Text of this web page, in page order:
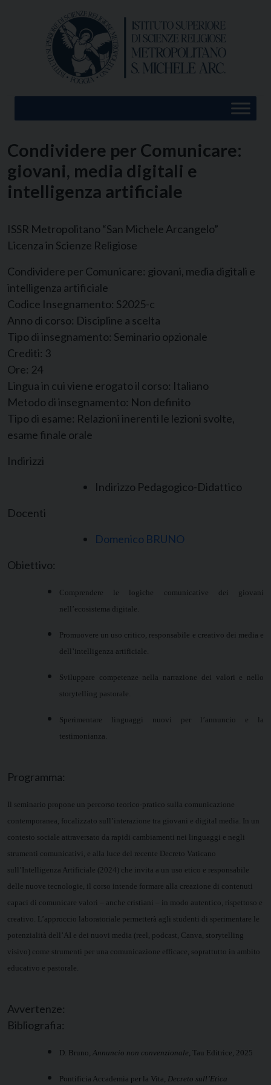
Condividere per Comunicare:
giovani, media digitali e
intelligenza artificiale
ISSR Metropolitano “San Michele Arcangelo”
Licenza in Scienze Religiose
Condividere per Comunicare: giovani, media digitali e
intelligenza artificiale
Codice Insegnamento: S2025-c
Anno di corso: Discipline a scelta
Tipo di insegnamento: Seminario opzionale
Crediti: 3
Ore: 24
Lingua in cui viene erogato il corso: Italiano
Metodo di insegnamento: Non definito
Tipo di esame: Relazioni inerenti le lezioni svolte,
esame finale orale
Indirizzi
Indirizzo Pedagogico-Didattico
Docenti
Domenico BRUNO
Obiettivo:
Comprendere le logiche comunicative dei giovani
nell’ecosistema digitale.
Promuovere un uso critico, responsabile e creativo dei media e
dell’intelligenza artificiale.
Sviluppare competenze nella narrazione dei valori e nello
storytelling pastorale.
Sperimentare linguaggi nuovi per l’annuncio e la
testimonianza.
Programma:
Il seminario propone un percorso teorico-pratico sulla comunicazione
contemporanea, focalizzato sull’interazione tra giovani e digital media. In un
contesto sociale attraversato da rapidi cambiamenti nei linguaggi e negli
strumenti comunicativi, e alla luce del recente Decreto Vaticano
sull’Intelligenza Artificiale (2024) che invita a un uso etico e responsabile
delle nuove tecnologie, il corso intende formare alla creazione di contenuti
capaci di comunicare valori – anche cristiani – in modo autentico, rispettoso e
creativo. L’approccio laboratoriale permetterà agli studenti di sperimentare le
potenzialità dell’AI e dei nuovi media (reel, podcast, Canva, storytelling
visivo) come strumenti per una comunicazione efficace, soprattutto in ambito
educativo e pastorale.
Avvertenze:
Bibliografia:
D. Bruno, Annuncio non convenzionale, Tau Editrice, 2025
Pontificia Accademia per la Vita, Decreto sull’Etica